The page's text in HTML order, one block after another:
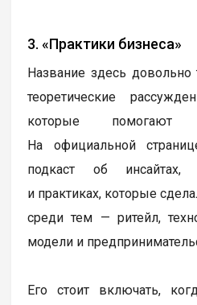
3. «Практики бизнеса»
Название здесь довольно
теоретические
которые помогают
На официальной
подкаст об инсайтах,
и практиках, которые
среди тем — ритейл,
модели и
Его стоит включать,